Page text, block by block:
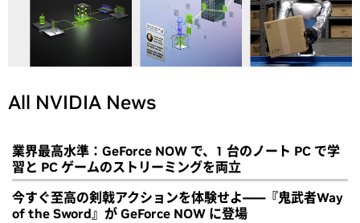
All NVIDIA News
業界最高水準：GeForce NOW で、1 台のノート PC で学
習と PC ゲームのストリーミングを両立
今すぐ至高の剣戟アクションを体験せよ――『鬼武者Way
of the Sword』が GeForce NOW に登場